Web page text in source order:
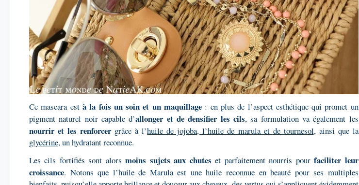
Ce mascara est à la fois un soin et un maquillage : en plus de l’aspect esthétique qui promet un
pigment naturel noir capable d’allonger et de densifier les cils, sa formulation va également les
nourrir et les renforcergrâce à l’huile de jojoba, l’huile de marula et de tournesol, ainsi que la
glycérine, un hydratant reconnue.
Les cils fortifiés sont alorsmoins sujets aux chutes et parfaitement nourris pourfaciliter leur
croissance. Notons que l’huile de Marula est une huile reconnue en beauté pour ses multiples